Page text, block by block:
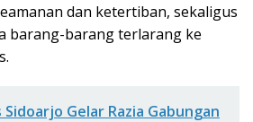
dan ketertiban, sekaligus
barang-barang terlarang ke
Sidoarjo Gelar Razia Gabungan